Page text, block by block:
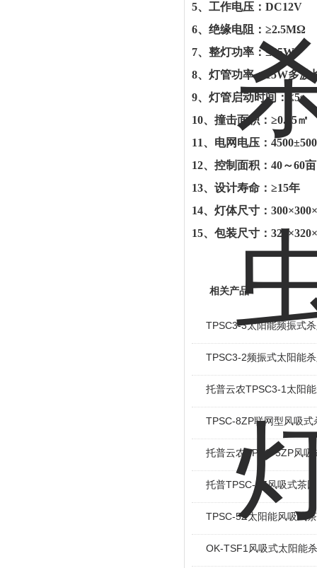
5、工作电压：DC12V
6、绝缘电阻：≥2.5MΩ
7、整灯功率：≤35W
8、灯管功率：15W多波
9、灯管启动时间：≤5s
10、撞击面积：≥0.15㎡
11、电网电压：
12、控制面积：40～60亩
13、设计寿命：≥15年
14、灯体尺寸：
15、包装尺寸：
相关产品
TPSC3-3太阳能频振式
TPSC3-2频振式太阳能
托普云农TPSC3-1太阳
TPSC-8ZP联网型风吸式
托普云农TPSC-5ZP风吸
托普TPSC-8Z风吸式茶
TPSC-5Z太阳能风吸式
OK-TSF1风吸式太阳能